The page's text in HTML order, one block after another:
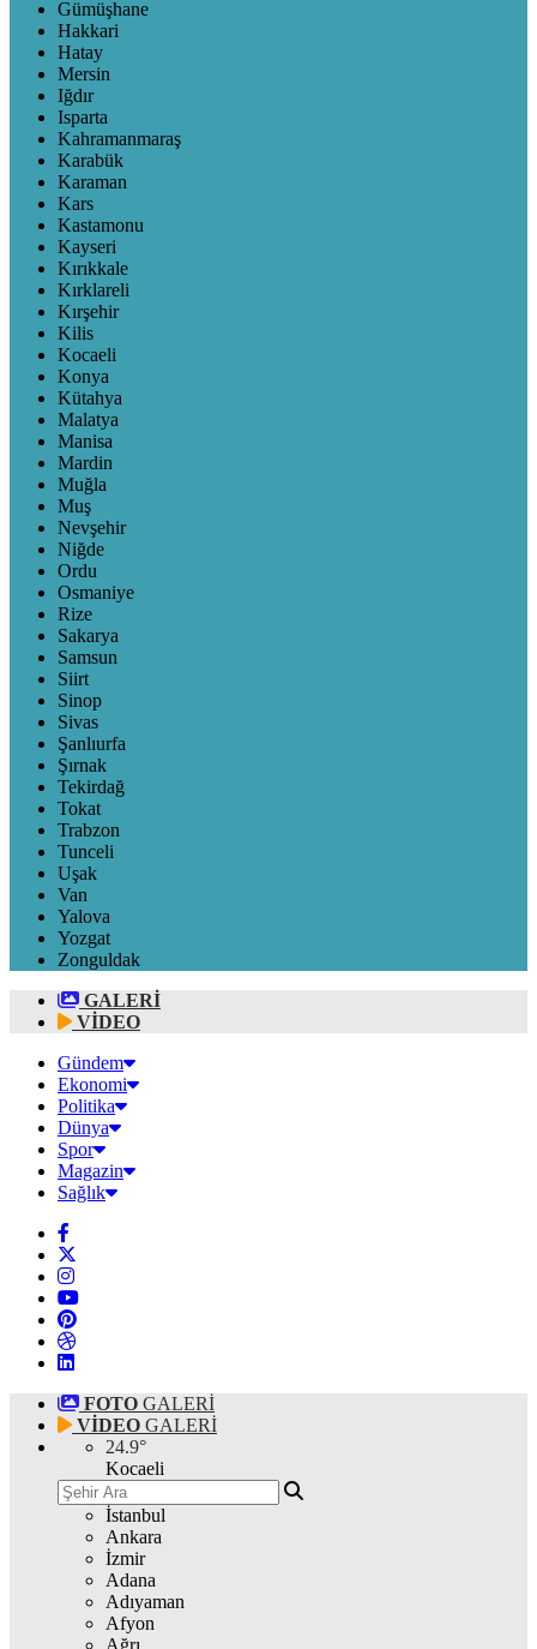
Gümüşhane
Hakkari
Hatay
Mersin
Iğdır
Isparta
Kahramanmaraş
Karabük
Karaman
Kars
Kastamonu
Kayseri
Kırıkkale
Kırklareli
Kırşehir
Kilis
Kocaeli
Konya
Kütahya
Malatya
Manisa
Mardin
Muğla
Muş
Nevşehir
Niğde
Ordu
Osmaniye
Rize
Sakarya
Samsun
Siirt
Sinop
Sivas
Şanlıurfa
Şırnak
Tekirdağ
Tokat
Trabzon
Tunceli
Uşak
Van
Yalova
Yozgat
Zonguldak
GALERİ
VİDEO
Gündem
Ekonomi
Politika
Dünya
Spor
Magazin
Sağlık
FOTO GALERİ
VİDEO GALERİ
24.9°
Kocaeli
İstanbul
Ankara
İzmir
Adana
Adıyaman
Afyon
Ağrı